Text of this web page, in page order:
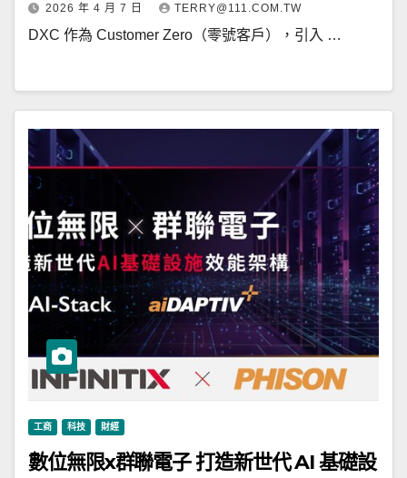
2026 年 4 月 7 日 TERRY@111.COM.TW
DXC 作為 Customer Zero（零號客戶），引入 …
工商 科技 財經
數位無限x群聯電子 打造新世代 AI 基礎設